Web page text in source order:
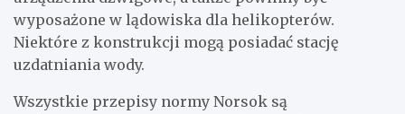
wyposażone w lądowiska dla helikopterów.
Niektóre z konstrukcji mogą posiadać stację
uzdatniania wody.
Wszystkie przepisy normy Norsok są